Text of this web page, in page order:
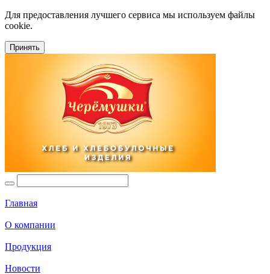
Для предоставления лучшего сервиса мы используем файлы
cookie.
Принять
Главная
О компании
Продукция
Новости